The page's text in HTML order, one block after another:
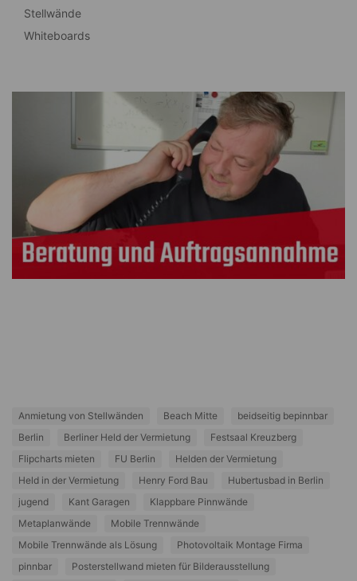
Stellwände
Whiteboards
Anmietung von Stellwänden Beach Mitte
beidseitig bepinnbar
Berlin
Berliner Held der Vermietung
Festsaal Kreuzberg
Flipcharts mieten
FU Berlin
Helden der Vermietung
Held in der Vermietung
Henry Ford Bau
Hubertusbad in Berlin
jugend
Kant Garagen
Klappbare Pinnwände
Metaplanwände
Mobile Trennwände
Mobile Trennwände als Lösung
Photovoltaik Montage Firma
pinnbar
Posterstellwand mieten für Bilderausstellung